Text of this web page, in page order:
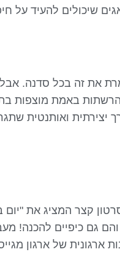
שיכולים להעיד על
את זה בכל סדנה.
באמת מוצפות
ואותנטית
קצר המציג את "יום
גם כיפיים להכנה!
ארגונית של ארגון